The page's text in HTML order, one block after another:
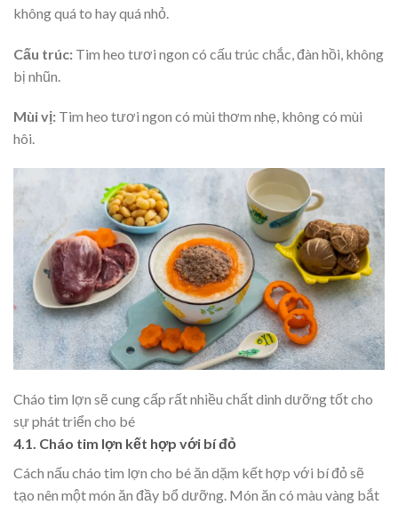
không quá to hay quá nhỏ.
Cấu trúc: Tim heo tươi ngon có cấu trúc chắc, đàn hồi, không
bị nhũn.
Mùi vị: Tim heo tươi ngon có mùi thơm nhẹ, không có mùi
hôi.
Cháo tim lợn sẽ cung cấp rất nhiều chất dinh dưỡng tốt cho
sự phát triển cho bé
4.1. Cháo tim lợn kết hợp với bí đỏ
Cách nấu cháo tim lợn cho bé ăn dặm kết hợp với bí đỏ sẽ
tạo nên một món ăn đầy bổ dưỡng. Món ăn có màu vàng bắt